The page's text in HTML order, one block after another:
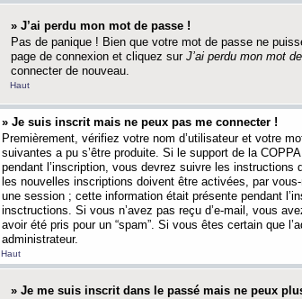
» J’ai perdu mon mot de passe !
Pas de panique ! Bien que votre mot de passe ne
page de connexion et cliquez sur J’ai perdu mon mot
connecter de nouveau.
Haut
» Je suis inscrit mais ne peux pas me connecter !
Premièrement, vérifiez votre nom d’utilisateur et votre
suivantes a pu s’être produite. Si le support de la
pendant l’inscription, vous devrez suivre les
les nouvelles inscriptions doivent être activées, par
une session ; cette information était présente pendant
insctructions. Si vous n’avez pas reçu d’e-mail, vous
avoir été pris pour un “spam”. Si vous êtes certain que
administrateur.
Haut
» Je me suis inscrit dans le passé mais ne peux